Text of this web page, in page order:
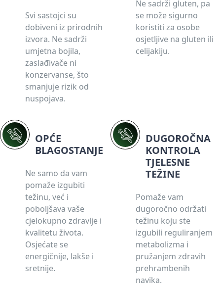
Svi sastojci su
dobiveni iz prirodnih
izvora. Ne sadrži
umjetna bojila,
zaslađivače ni
konzervanse, što
smanjuje rizik od
nuspojava.
Ne sadrži gluten, pa
se može sigurno
koristiti za osobe
osjetljive na gluten ili
celijakiju.
OPĆE
BLAGOSTANJE
Ne samo da vam
pomaže izgubiti
težinu, već i
poboljšava vaše
cjelokupno zdravlje i
kvalitetu života.
Osjećate se
energičnije, lakše i
sretnije.
DUGOROČNA
KONTROLA
TJELESNE
TEŽINE
Pomaže vam
dugoročno održati
težinu koju ste
izgubili reguliranjem
metabolizma i
pružanjem zdravih
prehrambenih
navika.